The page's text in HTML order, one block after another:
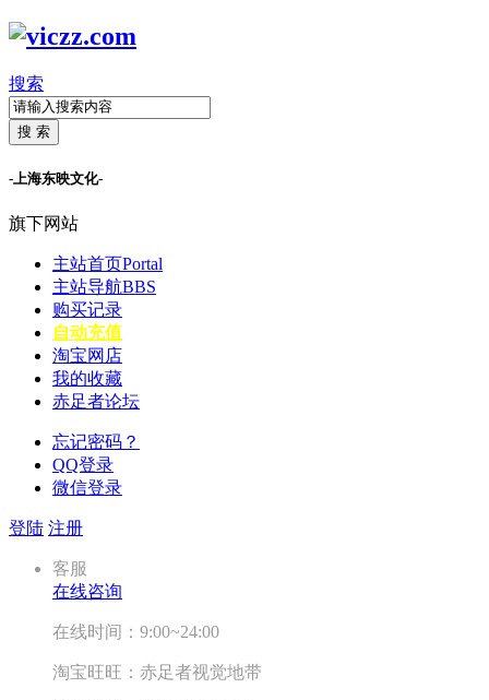
搜索
搜 索
-上海东映文化-
旗下网站
主站首页Portal
主站导航BBS
购买记录
自动充值
淘宝网店
我的收藏
赤足者论坛
忘记密码？
QQ登录
微信登录
登陆 注册
客服
在线咨询
在线时间：9:00~24:00
淘宝旺旺：赤足者视觉地带